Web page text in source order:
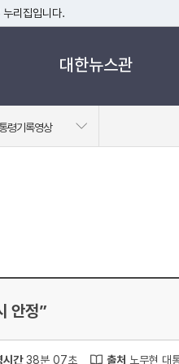
리집입니다.
국 정부기관이 관리하는 누리집입니
대한뉴스관
령기록영상
안정”
시간38분 07초 출처 노무현 대